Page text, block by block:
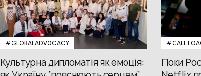
#GLOBALADVOCACY
Культурна дипломатія як емоція:
Поки